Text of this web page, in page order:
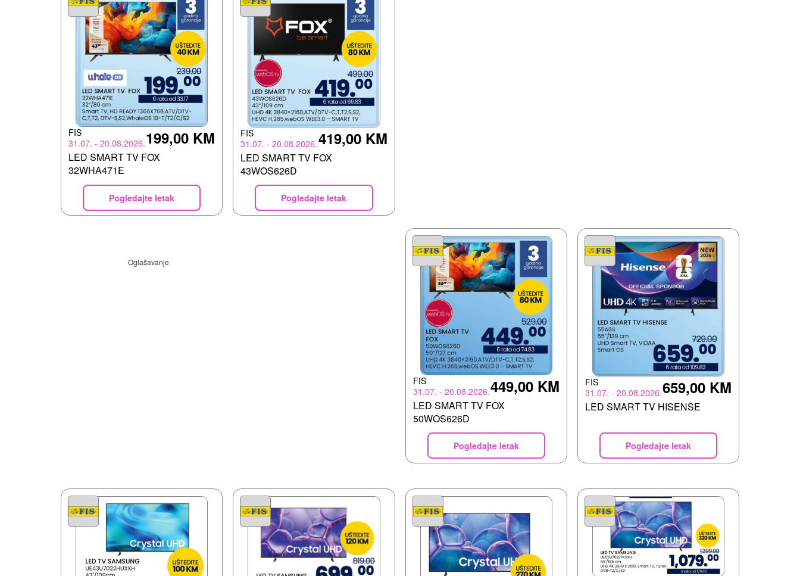
FIS
31.07. - 20.08.2026.199,00 KM
LED SMART TV FOX
32WHA471E
Pogledajte letak
FIS
31.07. - 20.08.2026.419,00 KM
LED SMART TV FOX
43WOS626D
Pogledajte letak
Oglašavanje
FIS
31.07. - 20.08.2026.449,00 KM
LED SMART TV FOX
50WOS626D
Pogledajte letak
FIS
31.07. - 20.08.2026.659,00 KM
LED SMART TV HISENSE
Pogledajte letak